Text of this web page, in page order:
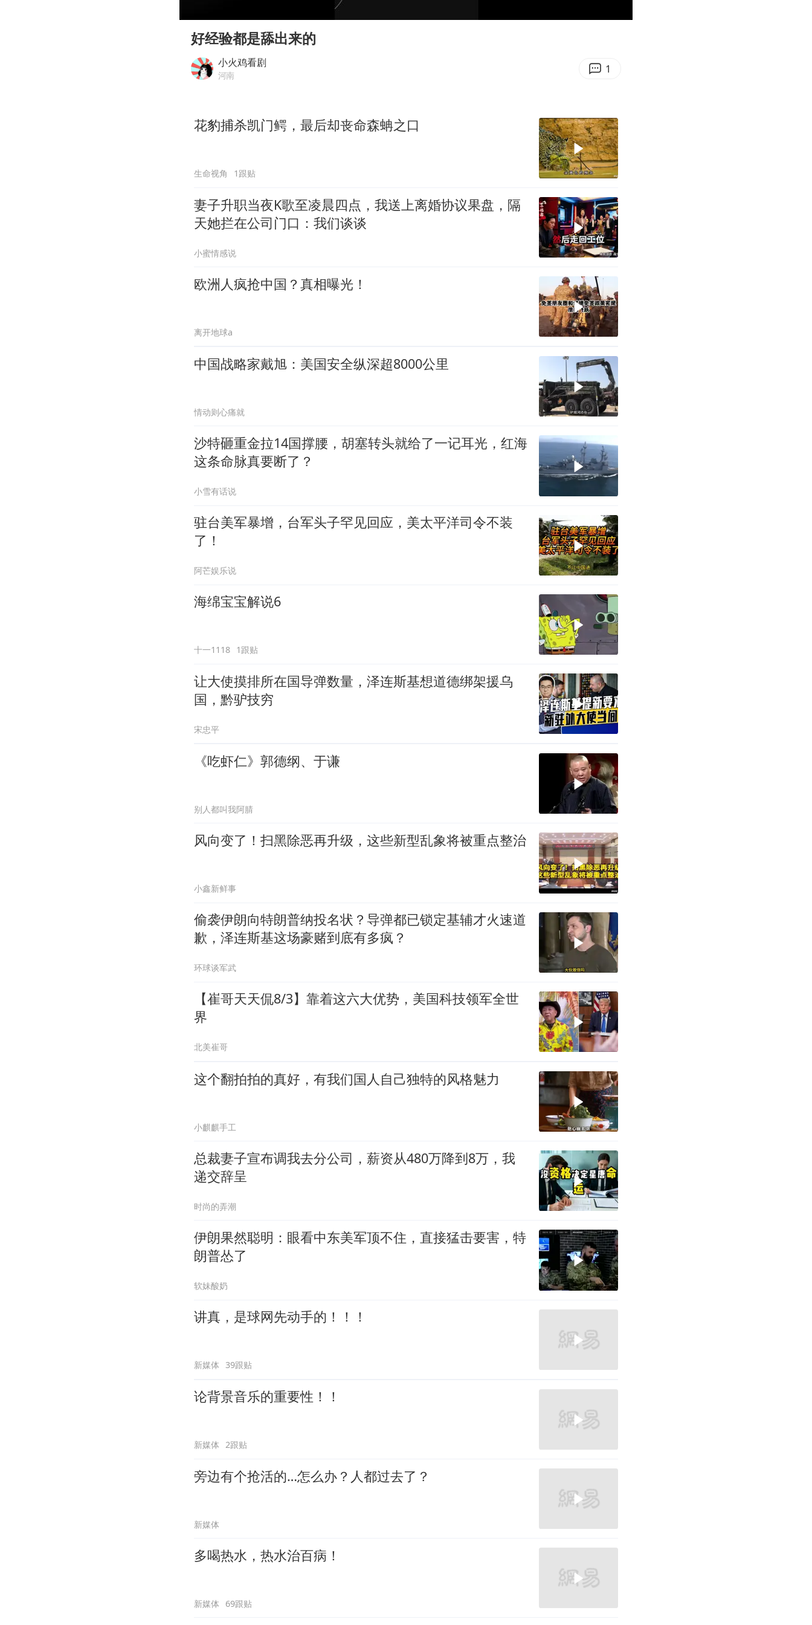
老中医：立秋后养心是关键
国防部：中国军队坚决反制任何闹海挑衅图谋
欧阳娜娜窦靖童好搭
好经验都是舔出来的
小火鸡看剧
河南 1
花豹捕杀凯门鳄，最后却丧命森蚺之口
生命视角 1跟贴
妻子升职当夜K歌至凌晨四点，我送上离婚协议果盘，隔
天她拦在公司门口：我们谈谈
小蜜情感说
欧洲人疯抢中国？真相曝光！
离开地球a
中国战略家戴旭：美国安全纵深超8000公里
情动则心痛就
沙特砸重金拉14国撑腰，胡塞转头就给了一记耳光，红海
这条命脉真要断了？
小雪有话说
驻台美军暴增，台军头子罕见回应，美太平洋司令不装
了！
阿芒娱乐说
海绵宝宝解说6
十一1118 1跟贴
让大使摸排所在国导弹数量，泽连斯基想道德绑架援乌
国，黔驴技穷
宋忠平
《吃虾仁》郭德纲、于谦
别人都叫我阿腈
风向变了！扫黑除恶再升级，这些新型乱象将被重点整治
小鑫新鲜事
偷袭伊朗向特朗普纳投名状？导弹都已锁定基辅才火速道
歉，泽连斯基这场豪赌到底有多疯？
环球谈军武
【崔哥天天侃8/3】靠着这六大优势，美国科技领军全世
界
北美崔哥
这个翻拍拍的真好，有我们国人自己独特的风格魅力
小麒麒手工
总裁妻子宣布调我去分公司，薪资从480万降到8万，我
递交辞呈
时尚的弄潮
伊朗果然聪明：眼看中东美军顶不住，直接猛击要害，特
朗普怂了
软妹酸奶
讲真，是球网先动手的！！！
新媒体 39跟贴
论背景音乐的重要性！！
新媒体 2跟贴
旁边有个抢活的…怎么办？人都过去了？
新媒体
多喝热水，热水治百病！
新媒体 69跟贴